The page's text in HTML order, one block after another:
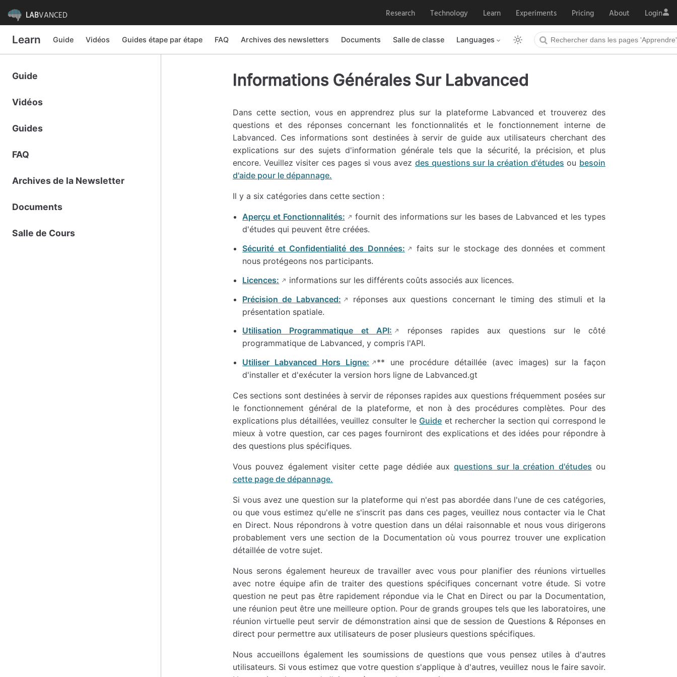
LABVANCED Research Technology Learn Experiments Pricing About Login
Learn Guide Vidéos Guides étape par étape FAQ Archives des newsletters Documents Salle de classe Languages
Guide
Vidéos
Guides
FAQ
Archives de la Newsletter
Documents
Salle de Cours
Informations Générales Sur Labvanced
Dans cette section, vous en apprendrez plus sur la plateforme Labvanced et trouverez des
questions et des réponses concernant les fonctionnalités et le fonctionnement interne de
Labvanced. Ces informations sont destinées à servir de guide aux utilisateurs cherchant des
explications sur des sujets d'information générale tels que la sécurité, la précision, et plus
encore. Veuillez visiter ces pages si vous avez des questions sur la création d'études ou besoin
d'aide pour le dépannage.
Il y a six catégories dans cette section :
Aperçu et Fonctionnalités:
fournit des informations sur les bases de Labvanced et les types
d'études qui peuvent être créées.
Sécurité et Confidentialité des Données:
faits sur le stockage des données et comment
nous protégeons nos participants.
Licences:
informations sur les différents coûts associés aux licences.
Précision de Labvanced:
réponses aux questions concernant le timing des stimuli et la
présentation spatiale.
Utilisation Programmatique et API:
réponses rapides aux questions sur le côté
programmatique de Labvanced, y compris l'API.
Utiliser Labvanced Hors Ligne:
** une procédure détaillée (avec images) sur la façon
d'installer et d'exécuter la version hors ligne de Labvanced.gt
Ces sections sont destinées à servir de réponses rapides aux questions fréquemment posées sur
le fonctionnement général de la plateforme, et non à des procédures complètes. Pour des
explications plus détaillées, veuillez consulter le Guide et rechercher la section qui correspond le
mieux à votre question, car ces pages fourniront des explications et des idées pour répondre à
des questions plus spécifiques.
Vous pouvez également visiter cette page dédiée auxquestions sur la création d'études ou
cette page de dépannage.
Si vous avez une question sur la plateforme qui n'est pas abordée dans l'une de ces catégories,
ou que vous estimez qu'elle ne s'inscrit pas dans ces pages, veuillez nous contacter via le Chat
en Direct. Nous répondrons à votre question dans un délai raisonnable et nous vous dirigerons
probablement vers une section de la Documentation où vous pourrez trouver une explication
détaillée de votre sujet.
Nous serons également heureux de travailler avec vous pour planifier des réunions virtuelles
avec notre équipe afin de traiter des questions spécifiques concernant votre étude. Si votre
question ne peut pas être rapidement répondue via le Chat en Direct ou par la Documentation,
une réunion peut être une meilleure option. Pour de grands groupes tels que les laboratoires, une
réunion virtuelle peut servir de démonstration ainsi que de session de Questions & Réponses en
direct pour permettre aux utilisateurs de poser plusieurs questions spécifiques.
Nous accueillons également les soumissions de questions que vous pensez utiles à d'autres
utilisateurs. Si vous estimez que votre question s'applique à d'autres, veuillez nous le faire savoir.